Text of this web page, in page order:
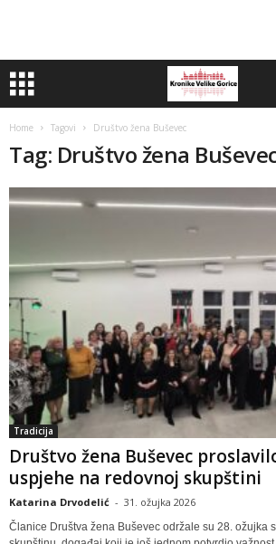
Home Tagovi Društvo žena Buševec
Tag: Društvo žena
Tradicija
Društvo žena Buševec
uspjehe na redovnoj skupštini
Katarina Drvodelić - 31. ožujka 2026
Članice Društva žena Buševec održale su 28. ožujka